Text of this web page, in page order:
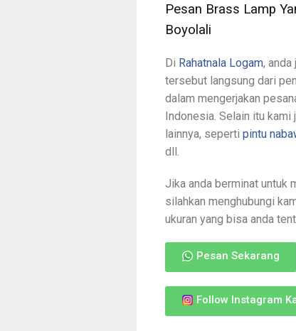
Pesan Brass Lamp
Boyolali
Di Rahatnala Logam,
tersebut langsung dari
dalam mengerjakan
Indonesia. Selain itu kami
lainnya, seperti pintu
dll.
Jika anda berminat untuk
silahkan menghubungi
ukuran yang bisa anda
Pesan Sekarang
Follow Instagram